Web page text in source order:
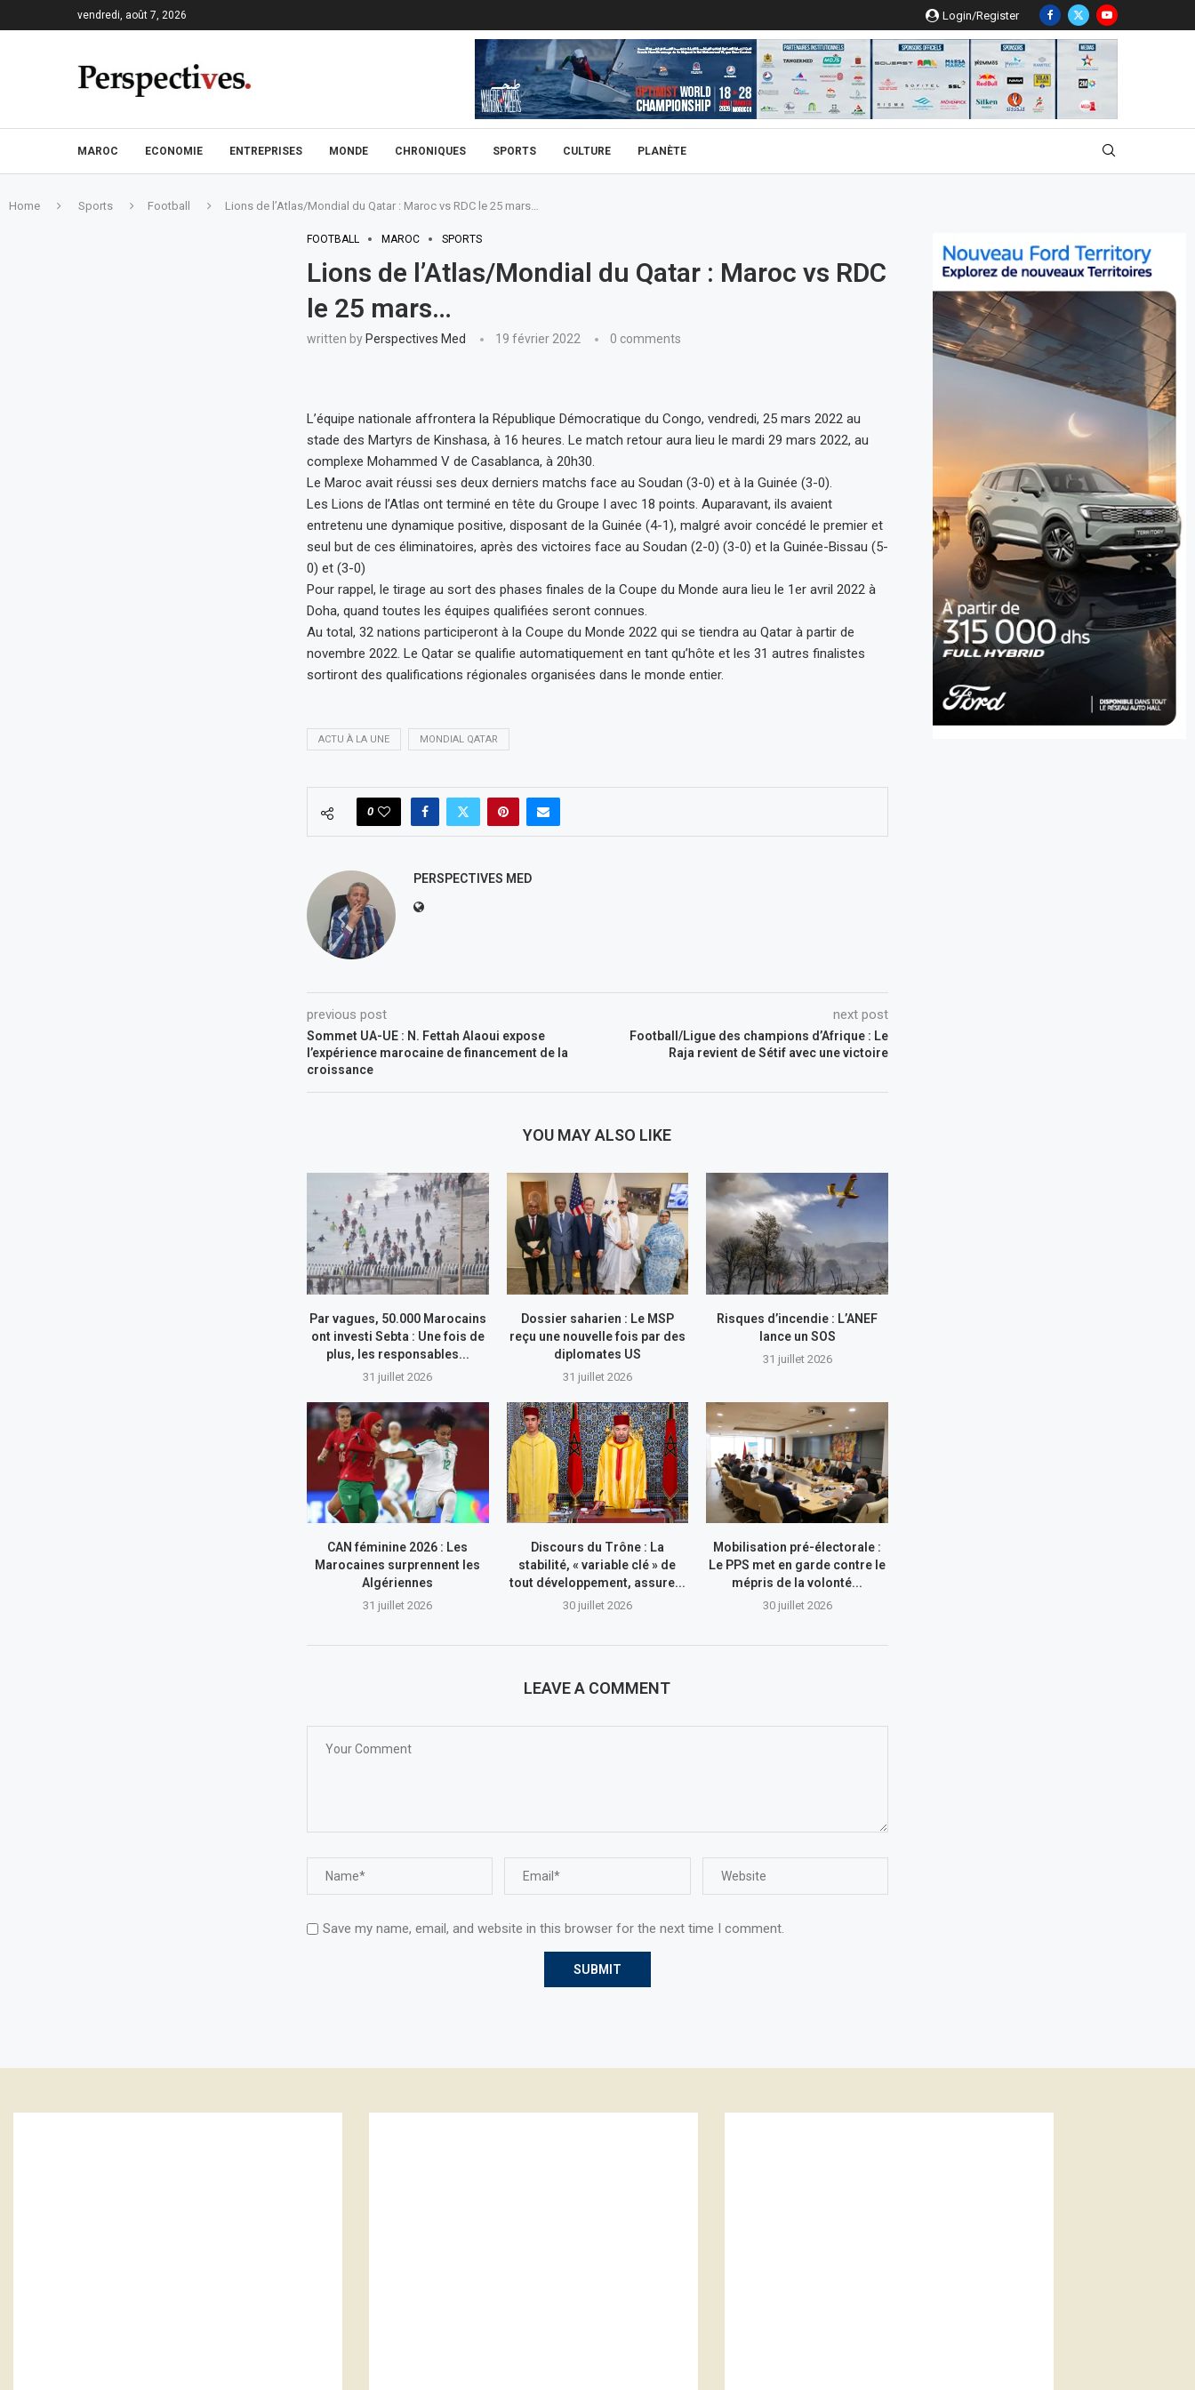
vendredi, août 7, 2026 Login/Register
MAROC ECONOMIE ENTREPRISES MONDE CHRONIQUES SPORTS CULTURE PLANÈTE
Home Sports Football Lions de l’Atlas/Mondial du Qatar : Maroc vs RDC le 25 mars…
FOOTBALL MAROC SPORTS
Lions de l’Atlas/Mondial du Qatar : Maroc vs RDC
le 25 mars…
written by Perspectives Med 19 février 2022 0 comments
L’équipe nationale affrontera la République Démocratique du Congo, vendredi, 25 mars 2022 au
stade des Martyrs de Kinshasa, à 16 heures. Le match retour aura lieu le mardi 29 mars 2022, au
complexe Mohammed V de Casablanca, à 20h30.
Le Maroc avait réussi ses deux derniers matchs face au Soudan (3-0) et à la Guinée (3-0).
Les Lions de l’Atlas ont terminé en tête du Groupe I avec 18 points. Auparavant, ils avaient
entretenu une dynamique positive, disposant de la Guinée (4-1), malgré avoir concédé le premier et
seul but de ces éliminatoires, après des victoires face au Soudan (2-0) (3-0) et la Guinée-Bissau (5-
0) et (3-0)
Pour rappel, le tirage au sort des phases finales de la Coupe du Monde aura lieu le 1er avril 2022 à
Doha, quand toutes les équipes qualifiées seront connues.
Au total, 32 nations participeront à la Coupe du Monde 2022 qui se tiendra au Qatar à partir de
novembre 2022. Le Qatar se qualifie automatiquement en tant qu’hôte et les 31 autres finalistes
sortiront des qualifications régionales organisées dans le monde entier.
ACTU À LA UNE MONDIAL QATAR
0
PERSPECTIVES MED
previous post
Sommet UA-UE : N. Fettah Alaoui expose
l’expérience marocaine de financement de la
croissance
next post
Football/Ligue des champions d’Afrique : Le
Raja revient de Sétif avec une victoire
YOU MAY ALSO LIKE
Par vagues, 50.000 Marocains
ont investi Sebta : Une fois de
plus, les responsables...
31 juillet 2026
Dossier saharien : Le MSP
reçu une nouvelle fois par des
diplomates US
31 juillet 2026
Risques d’incendie : L’ANEF
lance un SOS
31 juillet 2026
CAN féminine 2026 : Les
Marocaines surprennent les
Algériennes
31 juillet 2026
Discours du Trône : La
stabilité, « variable clé » de
tout développement, assure...
30 juillet 2026
Mobilisation pré-électorale :
Le PPS met en garde contre le
mépris de la volonté...
30 juillet 2026
LEAVE A COMMENT
Save my name, email, and website in this browser for the next time I comment.